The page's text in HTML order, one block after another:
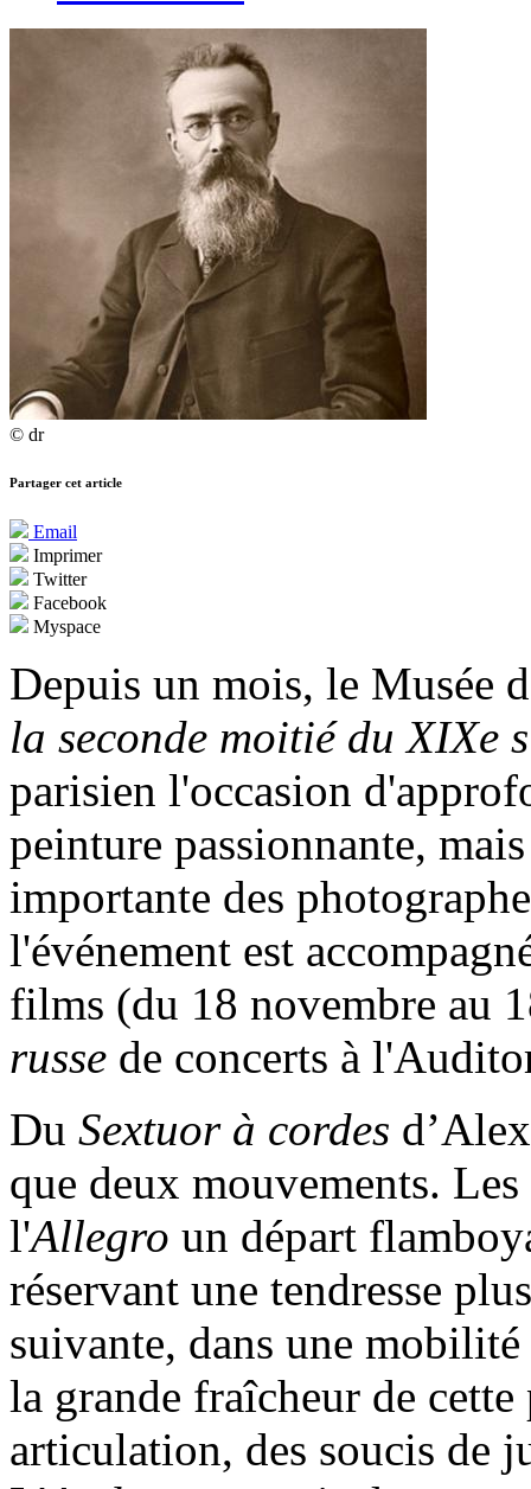
© dr
Partager cet article
Email
Imprimer
Twitter
Facebook
Myspace
Depuis un mois, le Musée
la seconde moitié du XIXe
parisien l'occasion
peinture passionnante,
importante des
l'événement est
films (du 18 novembre au
russe de concerts à
Du Sextuor à cordes
que deux mouvements.
l'Allegro un départ
réservant une tendresse
suivante, dans une
la grande fraîcheur de
articulation, des soucis de